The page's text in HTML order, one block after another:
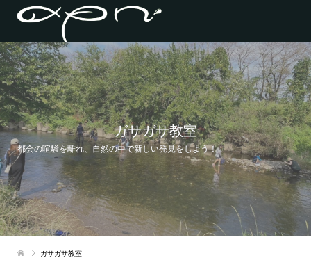
ガサガサ教室
都会の喧騒を離れ、自然の中で新しい発見をしよう！
ガサガサ教室